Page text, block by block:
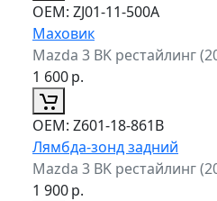
ОЕМ: ZJ01-11-500A
Маховик
Mazda 3 BK рестайлинг
1 600р.
ОЕМ: Z601-18-861B
Лямбда-зонд задний
Mazda 3 BK рестайлинг
1 900р.